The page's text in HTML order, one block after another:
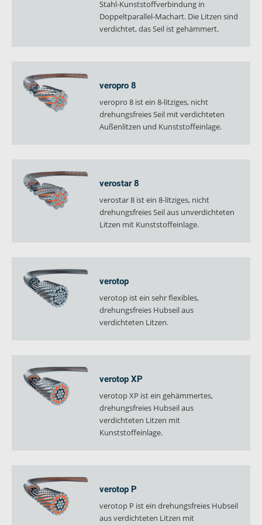
Future
Aktuelles
DE
Downloads
Karriere
RiseTec Elevator Ropes
Stahl-Kunststoffverbindung in
Doppeltparallel-Machart. Die Litzen sind
verdichtet, das Seil ist gehämmert.
veropro 8
veropro 8 ist ein 8-litziges, nicht
drehungsfreies Seil mit verdichteten
Außenlitzen und Kunststoffeinlage.
verostar 8
verostar 8 ist ein 8-litziges, nicht
drehungsfreies Seil aus unverdichteten
Litzen mit Kunststoffeinlage.
verotop
verotop ist ein sehr flexibles,
drehungsfreies Hubseil aus
verdichteten Litzen.
verotop XP
verotop XP ist ein gehämmertes,
drehungsfreies Hubseil aus
verdichteten Litzen mit
Kunststoffeinlage.
verotop P
verotop P ist ein drehungsfreies Hubseil
aus verdichteten Litzen mit